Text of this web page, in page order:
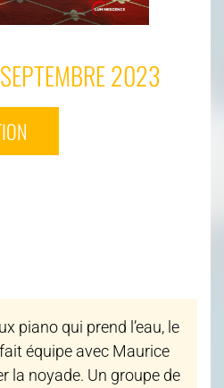
2023
piano qui prend l’eau, le
équipe avec Maurice
la noyade. Un groupe de